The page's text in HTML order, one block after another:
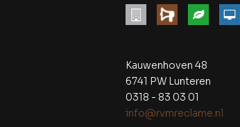
Kauwenhoven 48
6741 PW Lunteren
0318 - 83 03 01
info@rvmreclame.nl